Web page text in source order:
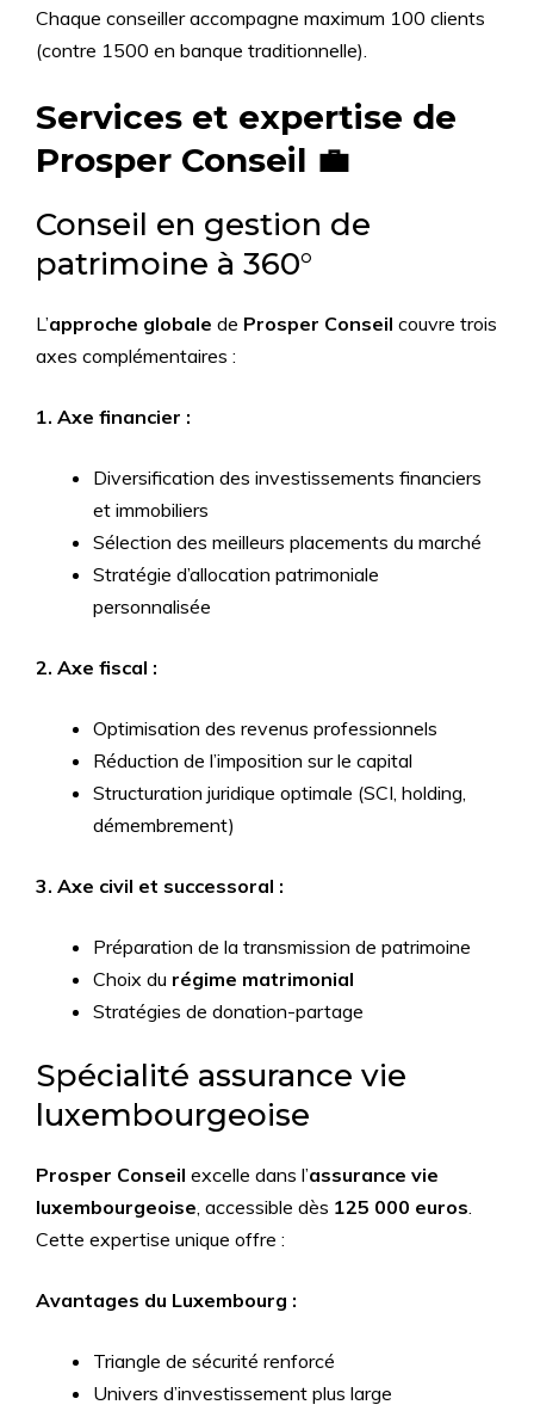
Chaque conseiller accompagne maximum 100 clients
(contre 1500 en banque traditionnelle).
Services et expertise de
Prosper Conseil 💼
Conseil en gestion de
patrimoine à 360°
L’approche globale de Prosper Conseil couvre trois
axes complémentaires :
1. Axe financier :
Diversification des investissements financiers
et immobiliers
Sélection des meilleurs placements du marché
Stratégie d’allocation patrimoniale
personnalisée
2. Axe fiscal :
Optimisation des revenus professionnels
Réduction de l’imposition sur le capital
Structuration juridique optimale (SCI, holding,
démembrement)
3. Axe civil et successoral :
Préparation de la transmission de patrimoine
Choix du régime matrimonial
Stratégies de donation-partage
Spécialité assurance vie
luxembourgeoise
Prosper Conseil excelle dans l’assurance vie
luxembourgeoise , accessible dès 125 000 euros
Cette expertise unique offre :
Avantages du Luxembourg :
Triangle de sécurité renforcé
Univers d’investissement plus large